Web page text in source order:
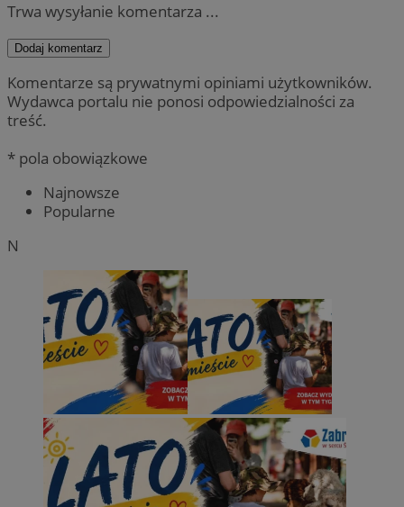
Trwa wysyłanie komentarza ...
Dodaj komentarz
Komentarze są prywatnymi opiniami użytkowników.
Wydawca portalu nie ponosi odpowiedzialności za
treść.
* pola obowiązkowe
Najnowsze
Popularne
N